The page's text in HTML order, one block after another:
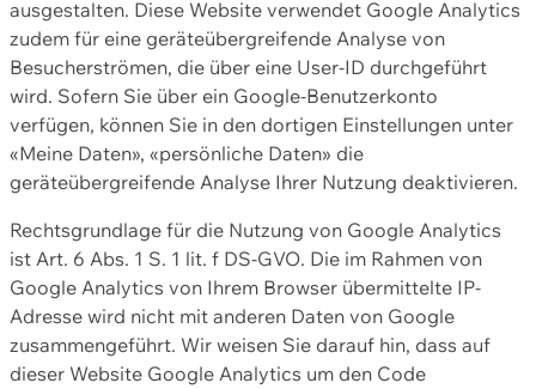
ausgestalten. Diese Website verwendet Google Analytics
zudem für eine geräteübergreifende Analyse von
Besucherströmen, die über eine User-ID durchgeführt
wird. Sofern Sie über ein Google-Benutzerkonto
verfügen, können Sie in den dortigen Einstellungen unter
«Meine Daten», «persönliche Daten» die
geräteübergreifende Analyse Ihrer Nutzung deaktivieren.
Rechtsgrundlage für die Nutzung von Google Analytics
ist Art. 6 Abs. 1 S. 1 lit. f DS-GVO. Die im Rahmen von
Google Analytics von Ihrem Browser übermittelte IP-
Adresse wird nicht mit anderen Daten von Google
zusammengeführt. Wir weisen Sie darauf hin, dass auf
dieser Website Google Analytics um den Code